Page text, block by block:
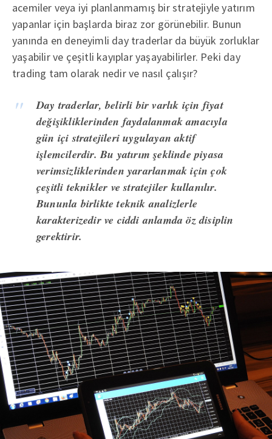
acemiler veya iyi planlanmamış bir stratejiyle yatırım
yapanlar için başlarda biraz zor görünebilir. Bunun
yanında en deneyimli day traderlar da büyük zorluklar
yaşabilir ve çeşitli kayıplar yaşayabilirler. Peki day
trading tam olarak nedir ve nasıl çalışır?
Day traderlar, belirli bir varlık için fiyat
değişikliklerinden faydalanmak amacıyla
gün içi stratejileri uygulayan aktif
işlemcilerdir. Bu yatırım şeklinde piyasa
verimsizliklerinden yararlanmak için çok
çeşitli teknikler ve stratejiler kullanılır.
Bununla birlikte teknik analizlerle
karakterizedir ve ciddi anlamda öz disiplin
gerektirir.